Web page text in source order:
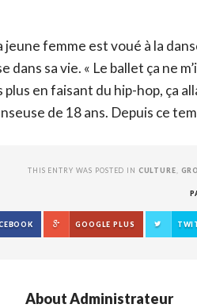
femme est voué à la
dans sa vie. « Le ballet ça ne
plus en faisant du hip-hop, ça
de 18 ans. Depuis ce
THIS ENTRY WAS POSTED IN CULTURE
GOOGLE PLUS
AboutAdministrateur